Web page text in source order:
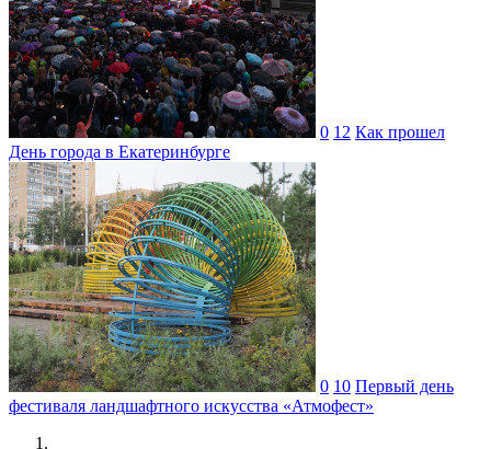
0 12 Как прошел
День города в Екатеринбурге
0 10 Первый день
фестиваля ландшафтного искусства «Атмофест»